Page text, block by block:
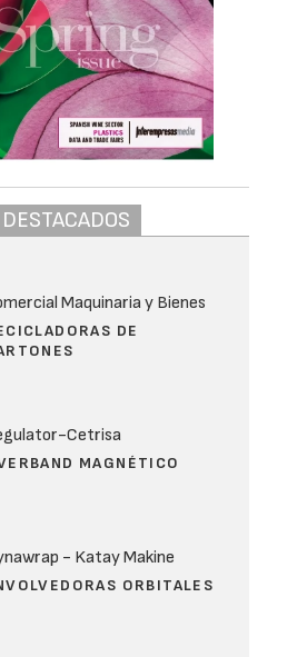
Maquinaria y Bienes
DE
Cetrisa
MAGNÉTICO
- Katay Makine
ORBITALES